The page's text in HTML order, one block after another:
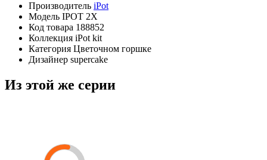
Производитель iPot
Модель IPOT 2X
Код товара 188852
Коллекция iPot kit
Категория Цветочном горшке
Дизайнер supercake
Из этой же серии